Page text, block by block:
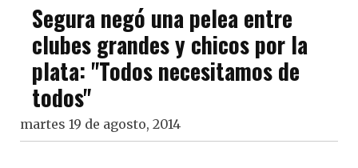
Segura negó una pelea entre
clubes grandes y chicos por la
plata: "Todos necesitamos de
todos"
martes 19 de agosto, 2014